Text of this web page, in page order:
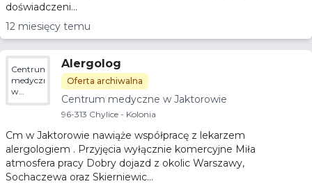
doświadczeni...
12 miesięcy temu
Centrum
medyczne
w
Jaktorowie
Alergolog
Oferta archiwalna
Centrum medyczne w Jaktorowie
96-313 Chylice - Kolonia
Cm w Jaktorowie nawiąże współpracę z lekarzem
alergologiem . Przyjęcia wyłącznie komercyjne Miła
atmosfera pracy Dobry dojazd z okolic Warszawy,
Sochaczewa oraz Skierniewic...